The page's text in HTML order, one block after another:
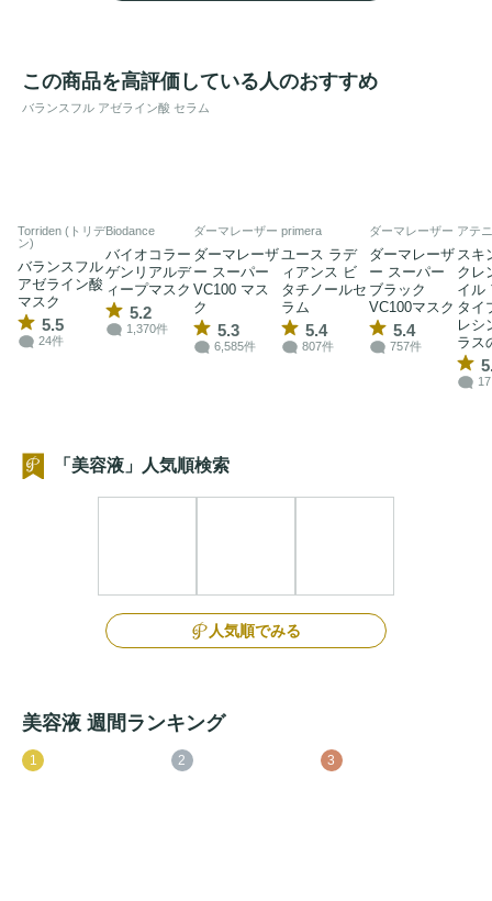
この商品を高評価している人のおすすめ
バランスフル アゼライン酸 セラム
Torriden (トリデ
ン)
バランスフル
アゼライン酸
マスク
5.5
24件
Biodance
バイオコラー
ゲンリアルデ
ィープマスク
5.2
1,370件
ダーマレーザー
ダーマレーザ
ー スーパー
VC100 マス
ク
5.3
6,585件
primera
ユース ラデ
ィアンス ビ
タチノールセ
ラム
5.4
807件
ダーマレーザー
ダーマレーザ
ー スーパー
ブラック
VC100マスク
5.4
757件
アテ
スキ
クレ
イル
タイ
レシ
ラス
「美容液」人気順検索
人気順でみる
美容液 週間ランキング
1 2 3